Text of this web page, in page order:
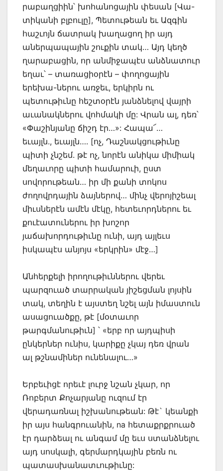
րաբաղցիին՝ խոհանոցային փեսան [Վա-
տիկանի բլբուլը], Պետութեան եւ Ազգին
հաշւոյն ճատրակ խաղացող իր այդ
աներպապային շուքին տակ… Այդ կեղծ
ղարաբացին, որ անմիջապէս անձնատուր
եղաւ՝ – տառացիօրէն – փողոցային
երեխա-ներու առջեւ, երկիրն ու
պետութիւնը հեշտօրէն յանձնելով վայրի
աւանակներու վոհմակի մը: Վրան ալ, դեռ՝
«Փաշինյանը ճիշդ էր…»: Հապա՜…
եւայլն., եւայլն…. [ոչ, Դաշնակցութիւնը
պիտի չնշեմ. թէ ոչ, նորէն անիկա միմիակ
մեղաւորը պիտի համարուի, ըստ
սովորութեան… իր մի քանի տոկոս
ժողովրդային ձայներով… մինչ վերոյիշեալ
միւսներէն ամէն մէկը, հետեւորդներու եւ
քուէատուներու իր խոշոր
յաճախորդութիւնը ունի, այդ այլեւս
իսկապէս անյոյս «երկրին» մէջ…]
Անհերքելի իրողութիւններու վերեւ
պարզուած տարրական յիշեցման լոյսին
տակ, տեղին է այստեղ նշել այն իմաստուն
ասացուածքը, թէ [մօտաւոր
թարգմանութիւն] ՝ «երբ որ այդպիսի
ընկերներ ունիս, կարիքը չկայ դեռ վրան
ալ թշնամիներ ունենալու…»
Երբեւիցէ որեւէ լուրջ նշան չկար, որ
Ռոբերտ Քոչարյանը ուզում էր
վերադառնալ իշխանութեան: Թէ` կեանքի
իր այս հանգրուանին, na հետաքրքրուած
էր դարձեալ ու անգամ մը եւս ստանձնելու
այդ սոսկալի, գերմարդկային բեռն ու
պատասխանատւութիւնը: